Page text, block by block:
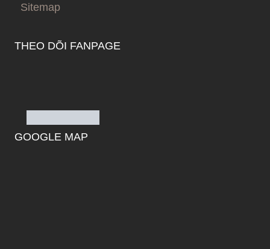
Sitemap
THEO DÕI FANPAGE
GOOGLE MAP